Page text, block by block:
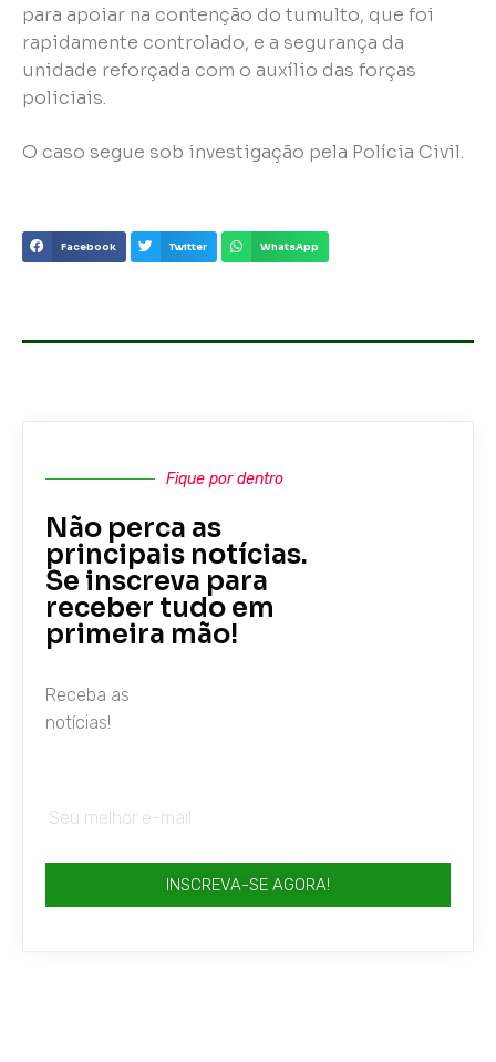
para apoiar na contenção do tumulto, que foi
rapidamente controlado, e a segurança da
unidade reforçada com o auxílio das forças
policiais.
O caso segue sob investigação pela Polícia Civil.
Facebook Twitter WhatsApp
Fique por dentro
Não perca as
principais notícias.
Se inscreva para
receber tudo em
primeira mão!
Receba as
notícias!
INSCREVA-SE AGORA!